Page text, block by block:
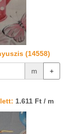
(14558)
m +
1.611 Ft / m